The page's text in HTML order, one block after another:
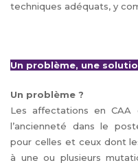
techniques adéquats, y
Un problème, une
Un problème ?
Les affectations en
l’ancienneté dans le
pour celles et ceux dont
à une ou plusieurs